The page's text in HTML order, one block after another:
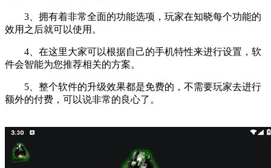
3、拥有着非常全面的功能选项，玩家在知晓每个功能的
效用之后就可以使用。
4、在这里大家可以根据自己的手机特性来进行设置，软
件会智能为您推荐相关的方案。
5、整个软件的升级效果都是免费的，不需要玩家去进行
额外的付费，可以说非常的良心了。